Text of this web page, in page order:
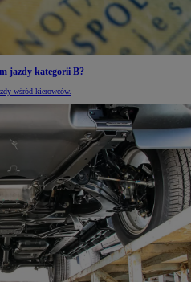
jazdy kategorii B?
wśród kierowców.